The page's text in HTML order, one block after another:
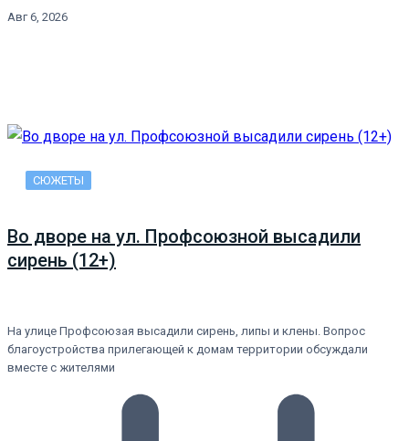
Авг 6, 2026
СЮЖЕТЫ
Во дворе на ул. Профсоюзной высадили
сирень (12+)
На улице Профсоюзая высадили сирень, липы и клены. Вопрос
благоустройства прилегающей к домам территории обсуждали
вместе с жителями